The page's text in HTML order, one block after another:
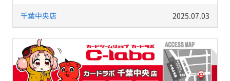
千葉中央店 2025.07.03